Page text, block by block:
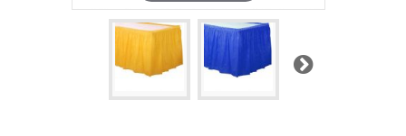
Próximo